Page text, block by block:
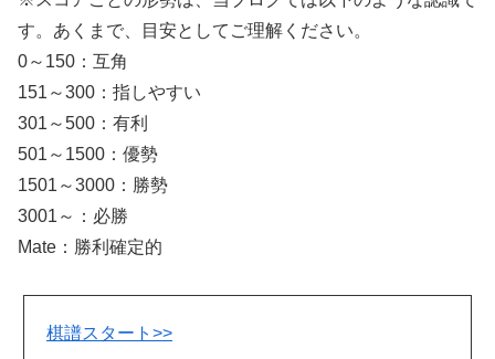
す。あくまで、目安としてご理解ください。
0～150：互角
151～300：指しやすい
301～500：有利
501～1500：優勢
1501～3000：勝勢
3001～：必勝
Mate：勝利確定的
棋譜スタート>>